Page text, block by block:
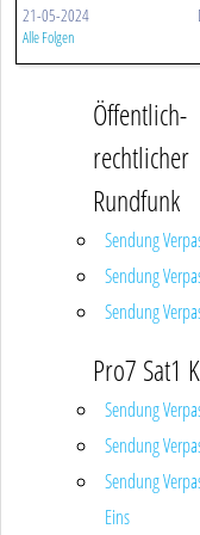
21-05-2024
Alle Folgen
Öffentlich-
rechtlicher
Rundfunk
Sendung
Sendung
Sendung
Pro7 Sat1
Sendung
Sendung
Sendung
Eins